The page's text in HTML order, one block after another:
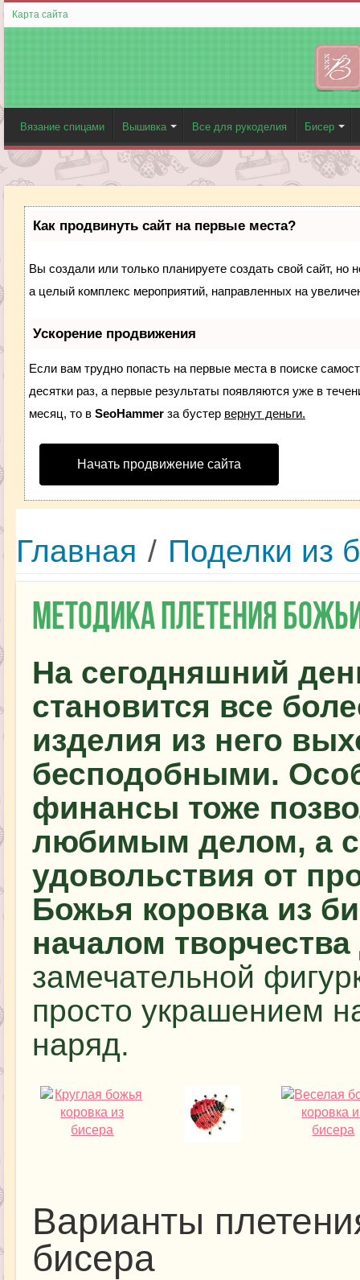
Карта сайта
Вязание спицами Вышивка Все для рукоделия Бисер
Как продвинуть сайт на первые места?
Вы создали или только планируете создать свой сайт, но
а целый комплекс мероприятий, направленных на
Ускорение продвижения
Если вам трудно попасть на первые места в поиске
десятки раз, а первые результаты появляются уже в
месяц, то в SeoHammerза бустер вернут деньги.
Начать продвижение сайта
Главная / Поделки из
Методика плетения
На сегодняшний
становится все
изделия из него
бесподобными.
финансы тоже
любимым делом, а
удовольствия от
Божья коровка из
началом
замечательной
просто украшением
наряд.
Варианты
бисера